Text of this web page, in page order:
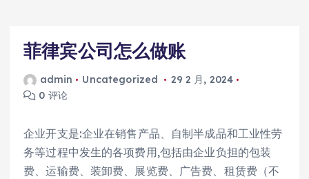
菲律宾公司怎么做账
admin Uncategorized
29 2 月, 2024
0 评论
企业开支是:企业在销售产品、自制半成品和工业性劳
务等过程中发生的各项费用,包括由企业负担的包装
费、运输费、装卸费、展览费、广告费、租赁费（不